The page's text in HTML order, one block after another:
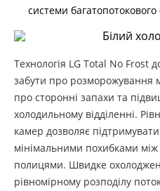
системи
Технологія LG Total No Frost
забути про розморожування
про сторонні запахи та
холодильному відділенні.
камер дозволяє
мінімальними похибками
полицями. Швидке
рівномірному розподілу